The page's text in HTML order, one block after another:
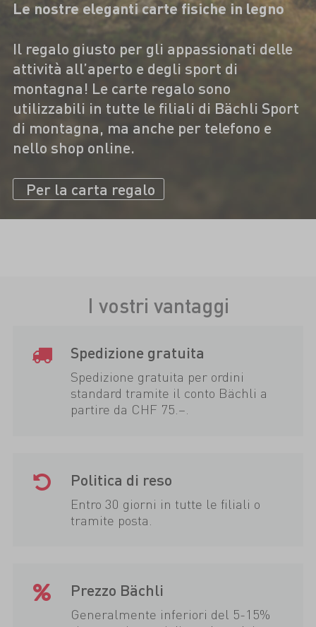
Le nostre eleganti carte fisiche in legno
Il regalo giusto per gli appassionati delle
attività all’aperto e degli sport di
montagna! Le carte regalo sono
utilizzabili in tutte le filiali di Bächli Sport
di montagna, ma anche per telefono e
nello shop online.
Per la carta regalo
I vostri vantaggi
Spedizione gratuita
Spedizione gratuita per ordini
standard tramite il conto Bächli a
partire da CHF 75.–.
Politica di reso
Entro 30 giorni in tutte le filiali o
tramite posta.
Prezzo Bächli
Generalmente inferiori del 5-15%